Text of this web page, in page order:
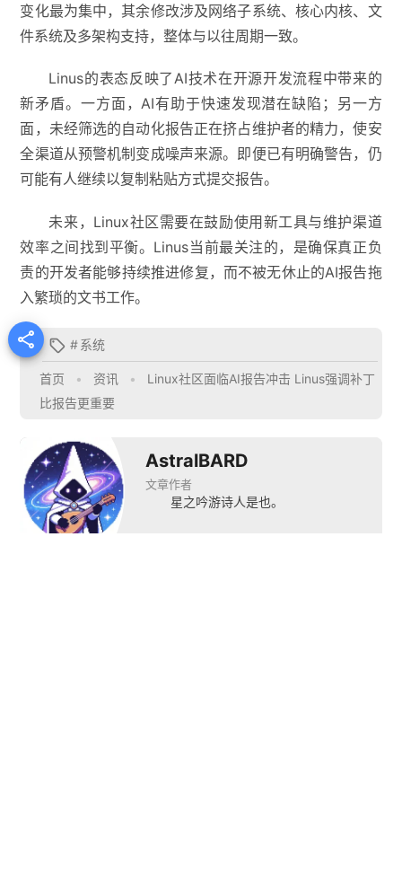
变化最为集中，其余修改涉及网络子系统、核心内核、文
件系统及多架构支持，整体与以往周期一致。
Linus的表态反映了AI技术在开源开发流程中带来的
新矛盾。一方面，AI有助于快速发现潜在缺陷；另一方
面，未经筛选的自动化报告正在挤占维护者的精力，使安
全渠道从预警机制变成噪声来源。即便已有明确警告，仍
可能有人继续以复制粘贴方式提交报告。
未来，Linux社区需要在鼓励使用新工具与维护渠道
效率之间找到平衡。Linus当前最关注的，是确保真正负
责的开发者能够持续推进修复，而不被无休止的AI报告拖
入繁琐的文书工作。
  #系统
首页 • 资讯 •
Linux社区面临AI报告冲击 Linus强调补丁
比报告更重要
AstralBARD
文章作者
星之吟游诗人是也。